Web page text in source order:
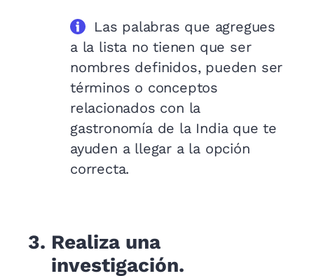
Las palabras que agregues
a la lista no tienen que ser
nombres definidos, pueden ser
términos o conceptos
relacionados con la
gastronomía de la India que te
ayuden a llegar a la opción
correcta.
3. Realiza una
investigación.